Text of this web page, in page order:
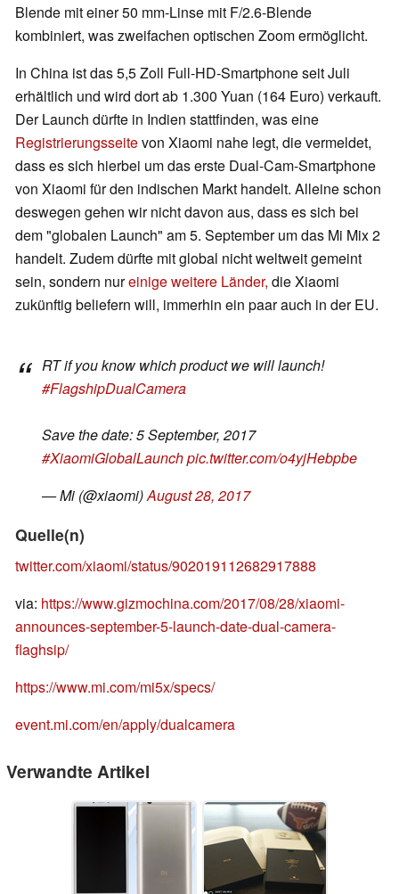
Blende mit einer 50 mm-Linse mit F/2.6-Blende
kombiniert, was zweifachen optischen Zoom ermöglicht.
In China ist das 5,5 Zoll Full-HD-Smartphone seit Juli
erhältlich und wird dort ab 1.300 Yuan (164 Euro) verkauft.
Der Launch dürfte in Indien stattfinden, was eine
Registrierungsseitevon Xiaomi nahe legt, die vermeldet,
dass es sich hierbei um das erste Dual-Cam-Smartphone
von Xiaomi für den indischen Markt handelt. Alleine schon
deswegen gehen wir nicht davon aus, dass es sich bei
dem "globalen Launch" am 5. September um das Mi Mix 2
handelt. Zudem dürfte mit global nicht weltweit gemeint
sein, sondern nureinige weitere Länder, die Xiaomi
zukünftig beliefern will, immerhin ein paar auch in der EU.
RT if you know which product we will launch!
#FlagshipDualCamera
Save the date: 5 September, 2017
#XiaomiGlobalLaunchpic.twitter.com/o4yjHebpbe
— Mi (@xiaomi)August 28, 2017
Quelle(n)
twitter.com/xiaomi/status/902019112682917888
via: https://www.gizmochina.com/2017/08/28/xiaomi-
announces-september-5-launch-date-dual-camera-
flaghsip/
https://www.mi.com/mi5x/specs/
event.mi.com/en/apply/dualcamera
Verwandte Artikel